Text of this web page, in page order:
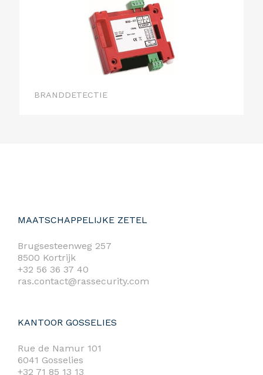
BRANDDETECTIE
MAATSCHAPPELIJKE ZETEL
Brugsesteenweg 257
8500 Kortrijk
+32 56 36 37 40
ras.contact@rassecurity.com
KANTOOR GOSSELIES
Rue de Namur 101
6041 Gosselies
+32 71 85 13 13